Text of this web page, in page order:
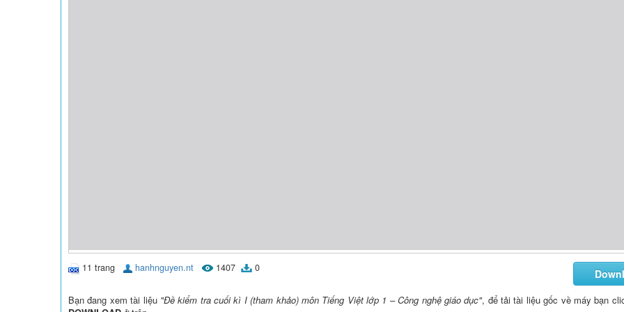
11 trang hanhnguyen.nt 1407 0
Bạn đang xem tài liệu "Đề kiểm tra cuối kì I (tham khảo) môn Tiếng Việt lớp 1 – Công nghệ giáo dục", để tải tài liệu gốc về máy bạn